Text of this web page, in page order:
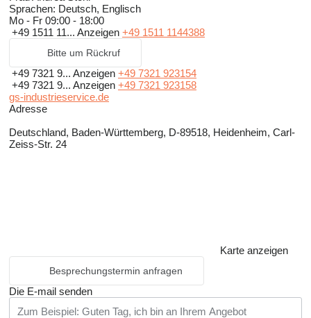
Sprachen: Deutsch, Englisch
Mo - Fr 09:00 - 18:00
+49 1511 11... Anzeigen +49 1511 1144388
Bitte um Rückruf
+49 7321 9... Anzeigen +49 7321 923154
+49 7321 9... Anzeigen +49 7321 923158
gs-industrieservice.de
Adresse
Deutschland, Baden-Württemberg, D-89518, Heidenheim, Carl-
Zeiss-Str. 24
Karte anzeigen
Besprechungstermin anfragen
Die E-mail senden